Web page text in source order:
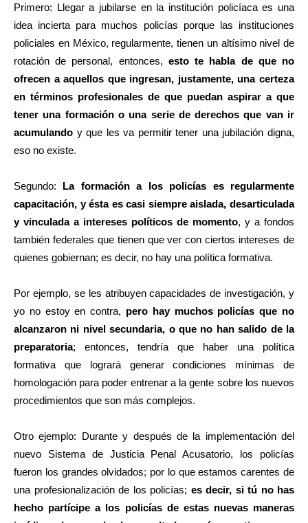
Primero: Llegar a jubilarse en la institución policíaca es una
idea incierta para muchos policías porque las instituciones
policiales en México, regularmente, tienen un altísimo nivel de
rotación de personal, entonces, esto te habla de que no
ofrecen a aquellos que ingresan, justamente, una certeza
en términos profesionales de que puedan aspirar a que
tener una formación o una serie de derechos que van ir
acumulando y que les va permitir tener una jubilación digna,
eso no existe.
Segundo: La formación a los policías es regularmente
capacitación, y ésta es casi siempre aislada, desarticulada
y vinculada a intereses políticos de momento, y a fondos
también federales que tienen que ver con ciertos intereses de
quienes gobiernan; es decir, no hay una política formativa.
Por ejemplo, se les atribuyen capacidades de investigación, y
yo no estoy en contra, pero hay muchos policías que no
alcanzaron ni nivel secundaria, o que no han salido de la
preparatoria; entonces, tendría que haber una política
formativa que logrará generar condiciones mínimas de
homologación para poder entrenar a la gente sobre los nuevos
procedimientos que son más complejos.
Otro ejemplo: Durante y después de la implementación del
nuevo Sistema de Justicia Penal Acusatorio, los policías
fueron los grandes olvidados; por lo que estamos carentes de
una profesionalización de los policías; es decir, si tú no has
hecho partícipe a los policías de estas nuevas maneras